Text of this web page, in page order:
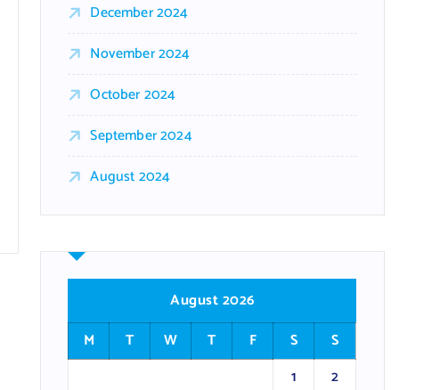
December 2024
November 2024
October 2024
September 2024
August 2024
August 2026
M
T W T F S
S
1
2